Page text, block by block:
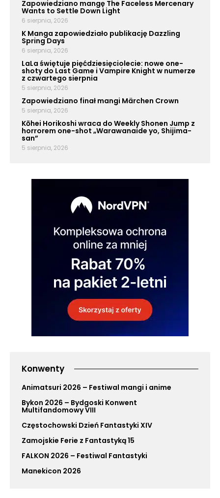
Zapowiedziano mangę The Faceless Mercenary
Wants to Settle Down Light
6 sierpnia, 2026
K Manga zapowiedziało publikację Dazzling
Spring Days
6 sierpnia, 2026
LaLa świętuje pięćdziesięciolecie: nowe one-
shoty do Last Game i Vampire Knight w numerze
z czwartego sierpnia
5 sierpnia, 2026
Zapowiedziano finał mangi Märchen Crown
5 sierpnia, 2026
Kōhei Horikoshi wraca do Weekly Shonen Jump z
horrorem one-shot „Warawanaide yo, Shijima-
san”
5 sierpnia, 2026
Konwenty
Animatsuri 2026 – Festiwal mangi i anime
Bykon 2026 – Bydgoski Konwent
Multifandomowy VIII
Częstochowski Dzień Fantastyki XIV
Zamojskie Ferie z Fantastyką 15
FALKON 2026 – Festiwal Fantastyki
Manekicon 2026